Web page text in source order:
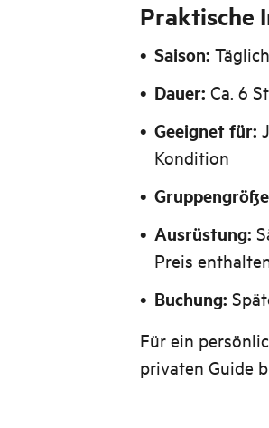
Praktische
Saison:
Dauer: Ca. 6
Geeignet für:
Kondition
Ausrüstung:
Preis
Buchung:
Für ein
privaten Guide